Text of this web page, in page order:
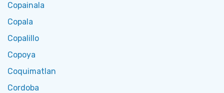
Copainala
Copala
Copalillo
Copoya
Coquimatlan
Cordoba